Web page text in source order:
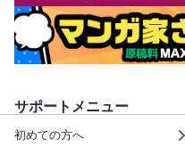
サポートメニュー
初めての方へ